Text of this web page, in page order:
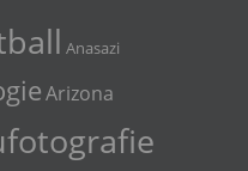
Anasazi
Arizona